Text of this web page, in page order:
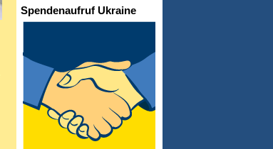
Spendenaufruf Ukraine